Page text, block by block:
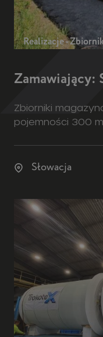
Realizacje -
Zamawiający:
Zbiorniki
pojemności 300
Słowacja